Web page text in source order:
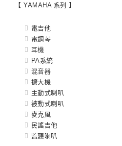
【 YAMAHA 系列 】
電吉他
電鋼琴
耳機
PA系統
混音器
擴大機
主動式喇叭
被動式喇叭
麥克風
民謠吉他
監聽喇叭